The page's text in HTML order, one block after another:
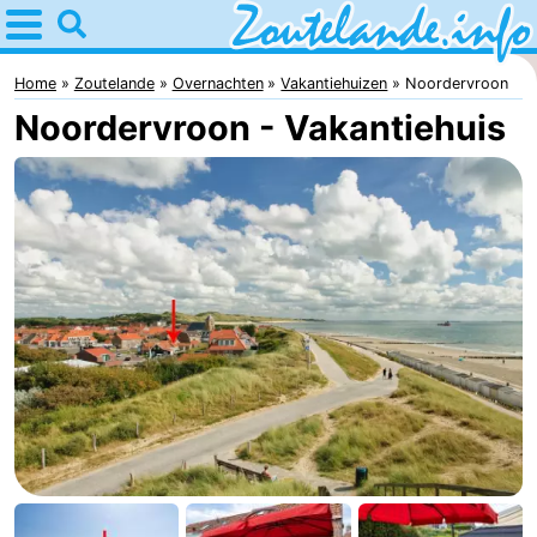
Home
Zoutelande
Tips
Voor
kinderen
Webcam
Webcam
Langstraat
Webcam
Strand
Overnachten
Appartementen
Bed
Home Zoutelande Overnachten Vakantiehuizen Noordervroon
Noordervroon - Vakantiehuis